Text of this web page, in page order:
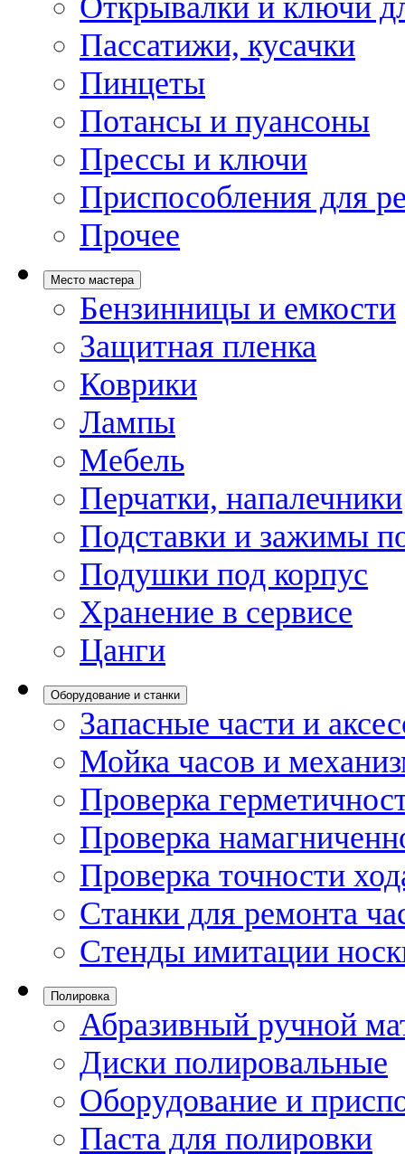
Пассатижи, кусачки
Пинцеты
Потансы и пуансоны
Прессы и ключи
Приспособления для
Прочее
Место мастера
Бензинницы и емкости
Защитная пленка
Коврики
Лампы
Мебель
Перчатки, напалечники
Подставки и зажимы
Подушки под корпус
Хранение в сервисе
Цанги
Оборудование и станки
Запасные части и
Мойка часов и
Проверка
Проверка
Проверка точности
Станки для ремонта
Стенды имитации
Полировка
Абразивный ручной
Диски полировальные
Оборудование и
Паста для полировки